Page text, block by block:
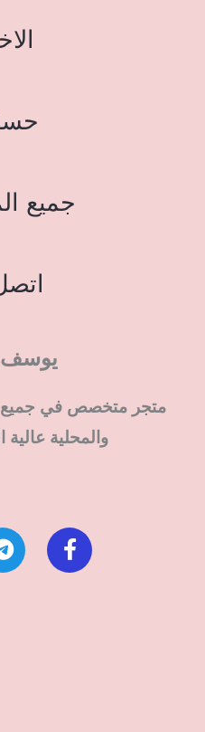
جميع
متجر متخصص في جميع
والمحلية عالية